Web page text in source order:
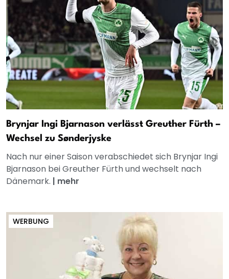
Brynjar Ingi Bjarnason verlässt Greuther Fürth –
Wechsel zu Sønderjyske
Nach nur einer Saison verabschiedet sich Brynjar Ingi
Bjarnason bei Greuther Fürth und wechselt nach
Dänemark. | mehr
WERBUNG